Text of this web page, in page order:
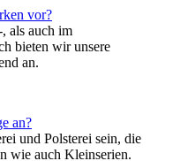
vor?
als auch im
bieten wir unsere
an.
an?
und Polsterei sein, die
wie auch Kleinserien.